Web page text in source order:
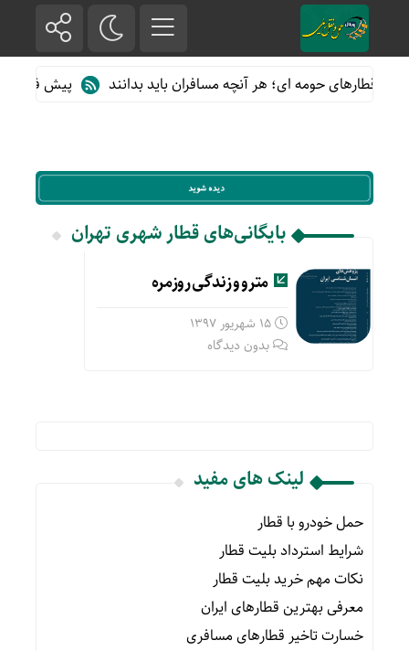
از قطارهای حومه ای؛ هر آنچه مسافران باید بدانند پیش فروش
بایگانی‌های قطار شهری تهران
مترو و زندگی روزمره
15 شهریور 1397
بدون دیدگاه
لینک های مفید
حمل خودرو با قطار
شرایط استرداد بلیت قطار
نکات مهم خرید بلیت قطار
معرفی بهترین قطارهای ایران
خسارت تاخیر قطارهای مسافری